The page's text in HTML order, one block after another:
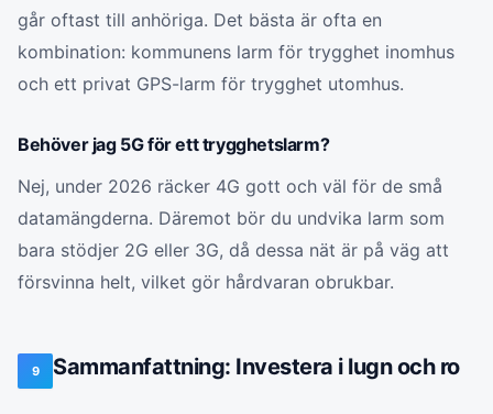
går oftast till anhöriga. Det bästa är ofta en
kombination: kommunens larm för trygghet inomhus
och ett privat GPS-larm för trygghet utomhus.
Behöver jag 5G för ett trygghetslarm?
Nej, under 2026 räcker 4G gott och väl för de små
datamängderna. Däremot bör du undvika larm som
bara stödjer 2G eller 3G, då dessa nät är på väg att
försvinna helt, vilket gör hårdvaran obrukbar.
9 Sammanfattning: Investera i lugn och ro